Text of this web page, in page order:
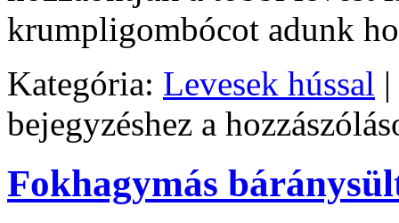
krumpligombócot adunk
Kategória: Levesek hússal |
bejegyzéshez a
Fokhagymás